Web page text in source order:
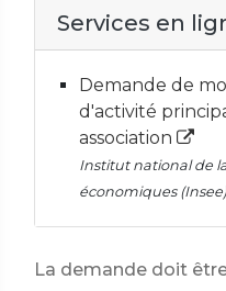
Services en
Demande de
d'activité
association
Institut national de
économiques (Insee)
La demande doit